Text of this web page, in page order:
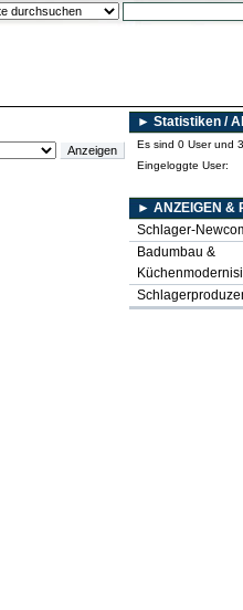
► Statistiken /
Es sind 0 User und
Eingeloggte User:
► ANZEIGEN &
Schlager-
Badumbau &